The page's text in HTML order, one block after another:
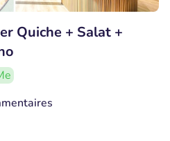
Quiche + Salat +